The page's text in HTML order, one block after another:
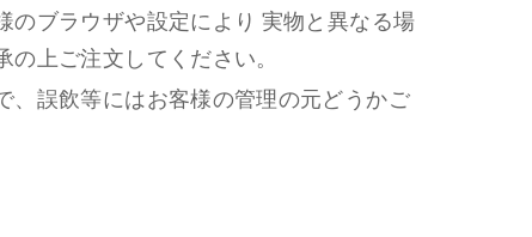
のブラウザや設定により 実物と異なる場
の上ご注文してください。
、誤飲等にはお客様の管理の元どうかご